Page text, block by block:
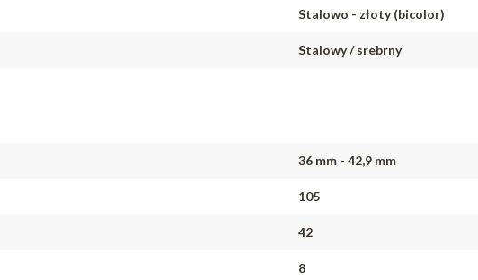
Stalowo - złoty (bicolor)
Stalowy / srebrny
36 mm - 42,9 mm
105
42
8